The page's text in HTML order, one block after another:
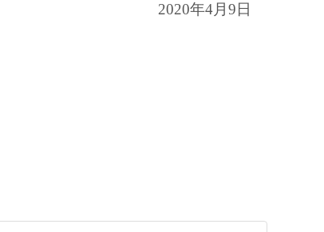
2020年4月9日